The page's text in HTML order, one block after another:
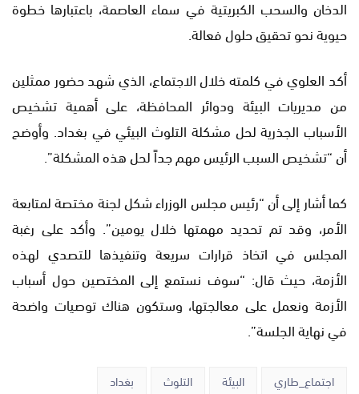
الدخان والسحب الكبريتية في سماء العاصمة، باعتبارها خطوة
حيوية نحو تحقيق حلول فعالة.
أكد العلوي في كلمته خلال الاجتماع، الذي شهد حضور ممثلين
من مديريات البيئة ودوائر المحافظة، على أهمية تشخيص
الأسباب الجذرية لحل مشكلة التلوث البيئي في بغداد. وأوضح
أن “تشخيص السبب الرئيس مهم جداً لحل هذه المشكلة”.
كما أشار إلى أن “رئيس مجلس الوزراء شكل لجنة مختصة لمتابعة
الأمر، وقد تم تحديد مهمتها خلال يومين”. وأكد على رغبة
المجلس في اتخاذ قرارات سريعة وتنفيذها للتصدي لهذه
الأزمة، حيث قال: “سوف نستمع إلى المختصين حول أسباب
الأزمة ونعمل على معالجتها، وستكون هناك توصيات واضحة
في نهاية الجلسة”.
اجتماع_طاري البيئة التلوث
بغداد